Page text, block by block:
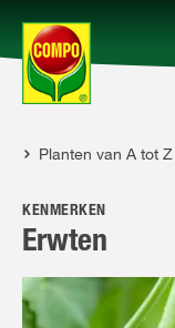
Producten
Advies
Thema's
Planten van A tot Z
KENMERKEN
Erwten